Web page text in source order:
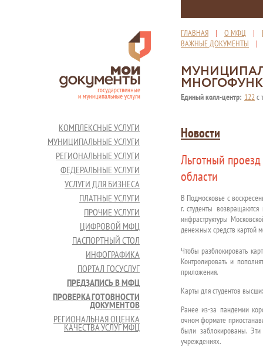
ГЛАВНАЯ | О МФЦ |
ВАЖНЫЕ ДОКУМЕНТЫ
Единый колл-центр: 122с
КОМПЛЕКСНЫЕ УСЛУГИ
МУНИЦИПАЛЬНЫЕ УСЛУГИ
РЕГИОНАЛЬНЫЕ УСЛУГИ
ФЕДЕРАЛЬНЫЕ УСЛУГИ
УСЛУГИ ДЛЯ БИЗНЕСА
ПЛАТНЫЕ УСЛУГИ
ПРОЧИЕ УСЛУГИ
ЦИФРОВОЙ МФЦ
ПАСПОРТНЫЙ СТОЛ
ИНФОГРАФИКА
ПОРТАЛ ГОСУСЛУГ
ПРЕДЗАПИСЬ В МФЦ
ПРОВЕРКА ГОТОВНОСТИ
ДОКУМЕНТОВ
РЕГИОНАЛЬНАЯ ОЦЕНКА
КАЧЕСТВА УСЛУГ МФЦ
Новости
Льготный
области
В Подмосковье с
г. студенты
инфраструктуры
денежных средств картой
Чтобы разблокировать
Контролировать и
приложения.
Карты для студентов
Ранее из-за пандемии
очном формате
были заблокированы.
учреждениях.